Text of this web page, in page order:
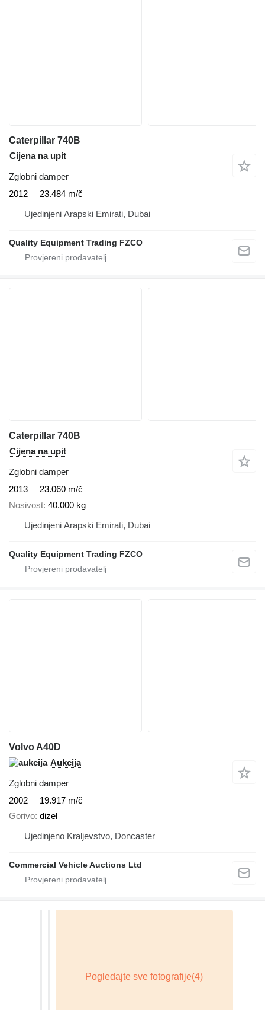
Caterpillar 740B
Cijena na upit
Zglobni damper
2012
23.484 m/č
Ujedinjeni Arapski Emirati, Dubai
Quality Equipment Trading FZCO
Caterpillar 740B
Cijena na upit
Zglobni damper
2013
23.060 m/č
Nosivost 40.000 kg
Ujedinjeni Arapski Emirati, Dubai
Quality Equipment Trading FZCO
Volvo A40D
Aukcija
Zglobni damper
2002
19.917 m/č
Gorivo dizel
Ujedinjeno Kraljevstvo, Doncaster
Commercial Vehicle Auctions Ltd